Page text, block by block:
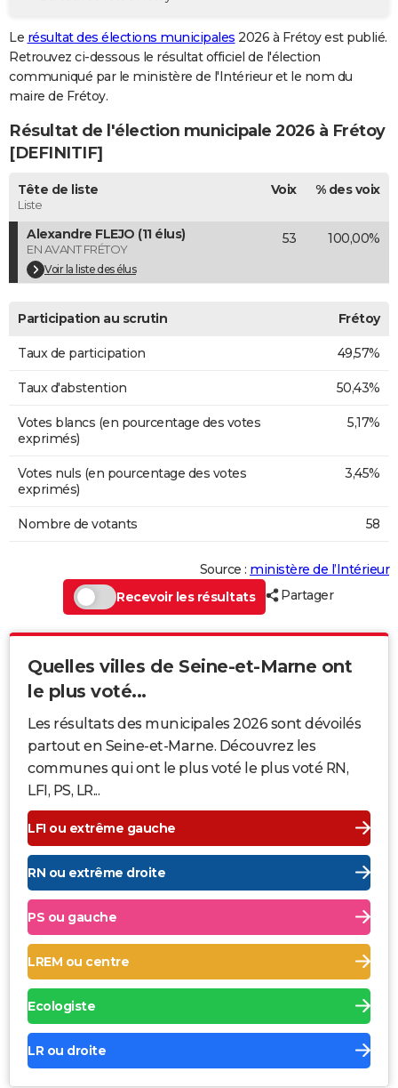
GUIDES D'ACHAT
BONS PLANS
CARTE DE VOEUX
Carte de Noël
Carte Bonne année
Carte Saint-Valentin
Carte Pâques
Carte d'anniversaire
DICTIONNAIRE
Dictionnaire
Biographies
Citations
Expressions
Proverbes
PROGRAMME TV
COPAINS D'AVANT
S'inscrire
Se connecter
Lycées
Collèges
Primaires
Universités
Entreprises
Service militaire
Avis de recherche
AVIS DE DÉCÈS
FORUM
Le résultat des élections municipales 2026 à Frétoy est publié.
Retrouvez ci-dessous le résultat officiel de l'élection
communiqué par le ministère de l'Intérieur et le nom du
maire de Frétoy.
Résultat de l'élection municipale 2026 à Frétoy
[DEFINITIF]
Tête de liste
Liste
Voix % des voix
Alexandre FLEJO (11 élus)
EN AVANT FRÉTOY
Voir la liste des élus
53 100,00%
Participation au scrutin Frétoy
Taux de participation 49,57%
Taux d'abstention 50,43%
Votes blancs (en pourcentage des votes
exprimés)
5,17%
Votes nuls (en pourcentage des votes
exprimés)
3,45%
Nombre de votants 58
Source : ministère de l’Intérieur
Recevoir les résultats
Partager
Quelles villes de Seine-et-Marne ont
le plus voté...
Les résultats des municipales 2026 sont dévoilés
partout en Seine-et-Marne. Découvrez les
communes qui ont le plus voté le plus voté RN,
LFI, PS, LR...
LFI ou extrême gauche
RN ou extrême droite
PS ou gauche
LREM ou centre
Ecologiste
LR ou droite